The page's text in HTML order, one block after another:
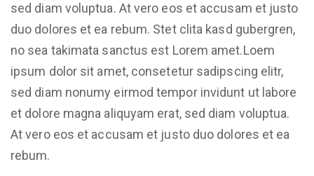
sed diam voluptua. At vero eos et accusam et justo
duo dolores et ea rebum. Stet clita kasd gubergren,
no sea takimata sanctus est Lorem amet.Loem
ipsum dolor sit amet, consetetur sadipscing elitr,
sed diam nonumy eirmod tempor invidunt ut labore
et dolore magna aliquyam erat, sed diam voluptua.
At vero eos et accusam et justo duo dolores et ea
rebum.